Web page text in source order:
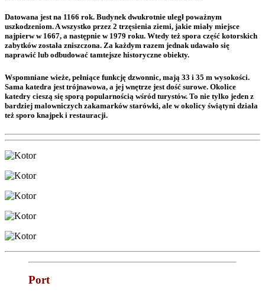
Datowana jest na 1166 rok. Budynek dwukrotnie uległ poważnym
uszkodzeniom. A wszystko przez 2 trzęsienia ziemi, jakie miały miejsce
najpierw w 1667, a następnie w 1979 roku. Wtedy też spora część kotorskich
zabytków została zniszczona. Za każdym razem jednak udawało się
naprawić lub odbudować tamtejsze historyczne obiekty.
Wspomniane wieże, pełniące funkcję dzwonnic, mają 33 i 35 m wysokości.
Sama katedra jest trójnawowa, a jej wnętrze jest dość surowe. Okolice
katedry cieszą się sporą popularnością wśród turystów. To nie tylko jeden z
bardziej malowniczych zakamarków starówki, ale w okolicy świątyni działa
też sporo knajpek i restauracji.
Port